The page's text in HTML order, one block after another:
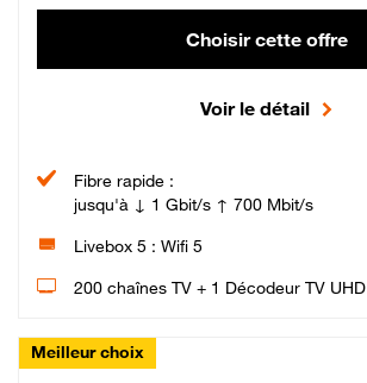
Choisir cette offre
Voir le détail
Fibre rapide :
jusqu'à ↓ 1 Gbit/s ↑ 700 Mbit/s
Livebox 5 : Wifi 5
200 chaînes TV + 1 Décodeur TV UHD
Meilleur choix